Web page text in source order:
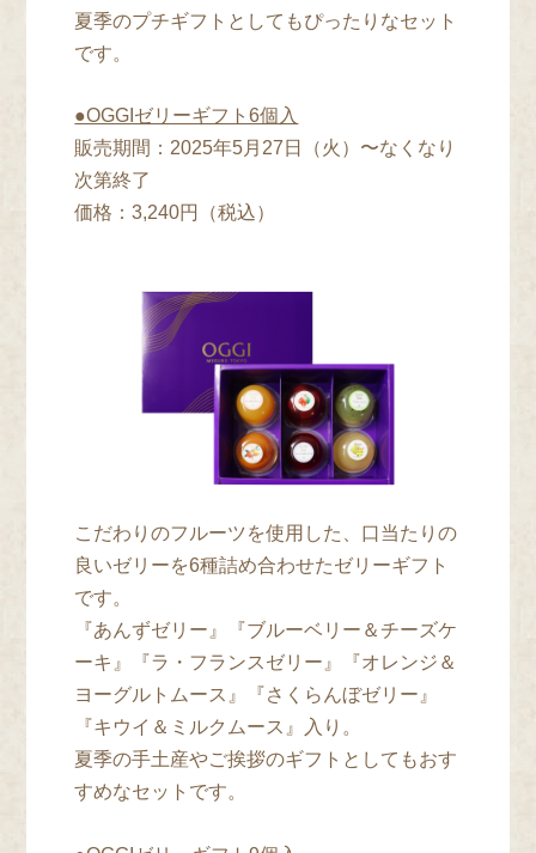
夏季のプチギフトとしてもぴったりなセット
です。
●OGGIゼリーギフト6個入
販売期間：2025年5⽉27⽇（火）〜なくなり
次第終了
価格：3,240円（税込）
こだわりのフルーツを使用した、口当たりの
良いゼリーを6種詰め合わせたゼリーギフト
です。
『あんずゼリー』『ブルーベリー＆チーズケ
ーキ』『ラ・フランスゼリー』『オレンジ＆
ヨーグルトムース』『さくらんぼゼリー』
『キウイ＆ミルクムース』入り。
夏季の手土産やご挨拶のギフトとしてもおす
すめなセットです。